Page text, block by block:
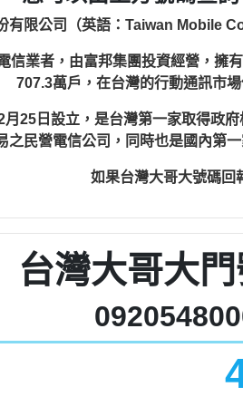
有限公司（英語：Taiwan Mobile
信業者，由富邦集團投資經營，擁
707.3萬戶，在台灣的行動通訊市
25日設立，是台灣第一家取得政
之民營電信公司，同時也是國內第
如果台灣大哥大號碼回
台灣大哥大